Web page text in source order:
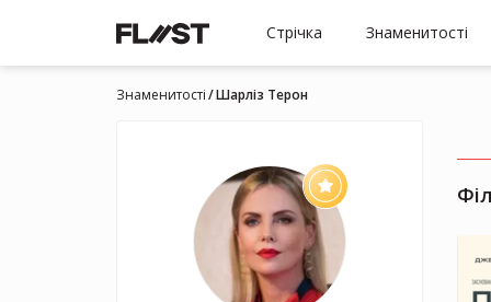
Стрічка Знаменитості
Знаменитості Шарліз Терон